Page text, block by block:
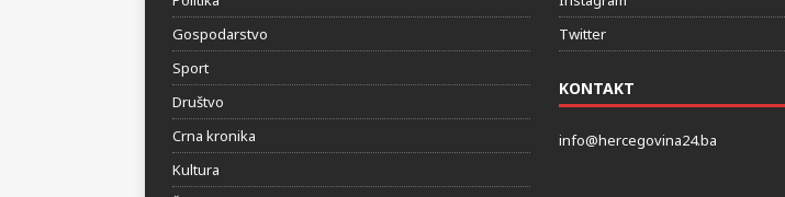
Politika
Gospodarstvo
Sport
Društvo
Crna kronika
Kultura
Instagram
Twitter
KONTAKT